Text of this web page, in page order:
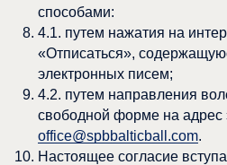
способами:
4.1. путем нажатия на
«Отписаться»,
электронных писем;
4.2. путем направления
свободной форме на адрес
office@spbbalticball.com.
Настоящее согласие